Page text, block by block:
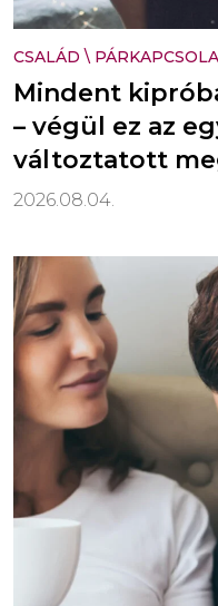
CSALÁD \
Mindent
– végül ez az
változtatott
2026.08.04.